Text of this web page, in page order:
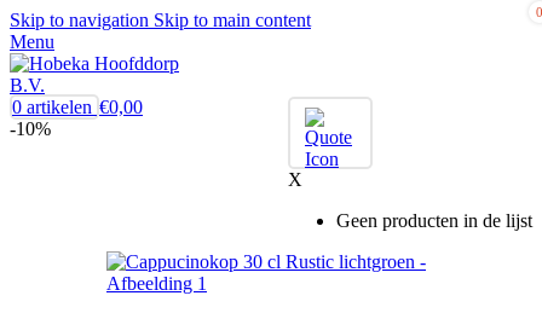
Skip to navigation Skip to main content
Menu
0
X
Geen producten in de lijst
0 artikelen €0,00
-10%